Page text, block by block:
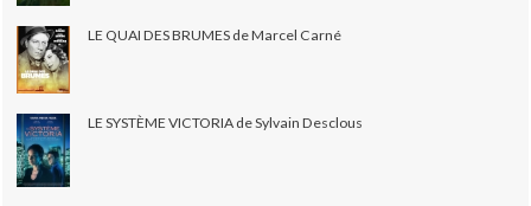
LE QUAI DES BRUMES de Marcel Carné
LE SYSTÈME VICTORIA de Sylvain Desclous